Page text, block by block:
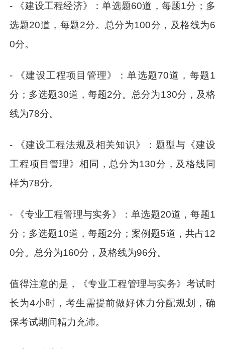
- 《建设工程经济》：单选题60道，每题1分；多
选题20道，每题2分。总分为100分，及格线为6
0分。
- 《建设工程项目管理》：单选题70道，每题1
分；多选题30道，每题2分。总分为130分，及格
线为78分。
- 《建设工程法规及相关知识》：题型与《建设
工程项目管理》相同，总分为130分，及格线同
样为78分。
- 《专业工程管理与实务》：单选题20道，每题1
分；多选题10道，每题2分；案例题5道，共占12
0分。总分为160分，及格线为96分。
值得注意的是，《专业工程管理与实务》考试时
长为4小时，考生需提前做好体力分配规划，确
保考试期间精力充沛。